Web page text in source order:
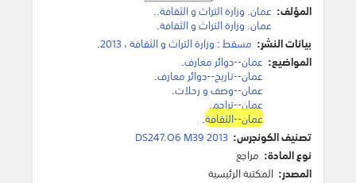
المؤلف: ‫عمان. وزارة التراث و الثقافة.‬.
عمان. وزارة التراث و الثقافة.
بيانات النشر: مسقط: وزارة التراث و الثقافة،2013
.
المواضيع: عمان--دوائر معارف.
عمان--تاريخ--دوائر معارف.
عمان--وصف و رحلات.
عمان--تراجم.
عمان--الثقافة.
تصنيف الكونجرس: DS247.O6 M39 2013
نوع المادة: مراجع
المصدر: المكتبة الرئيسية